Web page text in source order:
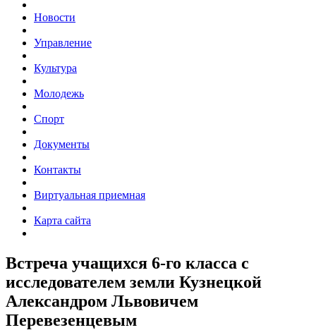
Новости
Управление
Культура
Молодежь
Спорт
Документы
Контакты
Виртуальная приемная
Карта сайта
Встреча учащихся 6-го класса с
исследователем земли Кузнецкой
Александром Львовичем
Перевезенцевым